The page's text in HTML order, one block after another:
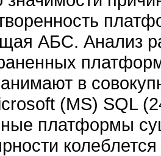
АБС. Анализ
в
(MS) SQL
платформы